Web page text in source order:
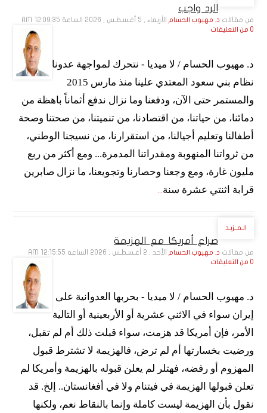
الرد واجب
من مقالات د. مهيوب الحسام الأربعاء , 5 أغـسـطـس , 2026 الساعة 12:09:35 AM
0 من التعليقات
د. مهيوب الحسام / لا ميديا - نتحرك لمواجهة عدونا
نظام بني سعود المعتدي علينا منذ مارس 2015
والمستمر حتى الآن، ودفعنا وما نزال ندفع أثماناً باهظة من
دمائنا، من حياتنا، من اقتصادنا، من تنميتنا، من صحتنا وصحة
أطفالنا وتعليم أجيالنا، من استقرارنا، من نسيجنا الوطني،
من ثرواتنا المنهوبة ومقدراتنا المدمرة... ومع أكثر من ربع
مليون غارة، ومع وجعنا وحصارنا وتجويعنا، ما نزال صابرين
قرابة اثنتي عشرة سنة...
الـمــزيـد
صراع أمريكا مع الهزيمة
من مقالات د. مهيوب الحسام الأحد , 2 أغـسـطـس , 2026 الساعة 12:15:55 AM
0 من التعليقات
د. مهيوب الحسام / لا ميديا - بحربها العدوانية على
إيران سواء في الاثني عشرية أو الأربعينية أو التالية
الأمر، فإن أمريكا قد هزمت، سواء قبلت ذلك أم لم تقبل،
ورضيت بخسارتها أم لم ترض، فالهزيمة لا تشترط قبول
المهزوم أو رفضه، فهتلر لم يعلن قبوله بالهزيمة وأمريكا لم
تعلن قبولها الهزيمة في فيتنام ولا في أفغانستان.. إلخ. قد
نقول بأن الهزيمة ليست كاملة وإنما بالنقاط نعم، ولكنها